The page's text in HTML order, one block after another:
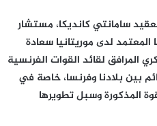
سامانتي كانديكا، مستشار
المعتمد لدى موريتانيا سعادة
المرافق لقائد القوات الفرنسية
بين بلادنا وفرنسا، خاصة في
المذكورة وسبل تطويرها